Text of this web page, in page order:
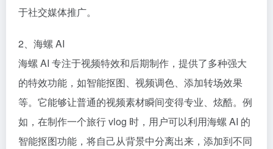
于社交媒体推广。​
2、海螺 AI​
海螺 AI 专注于视频特效和后期制作，提供了多种强大
的特效功能，如智能抠图、视频调色、添加转场效果
等。它能够让普通的视频素材瞬间变得专业、炫酷。例
如，在制作一个旅行 vlog 时，用户可以利用海螺 AI 的
智能抠图功能，将自己从背景中分离出来，添加到不同